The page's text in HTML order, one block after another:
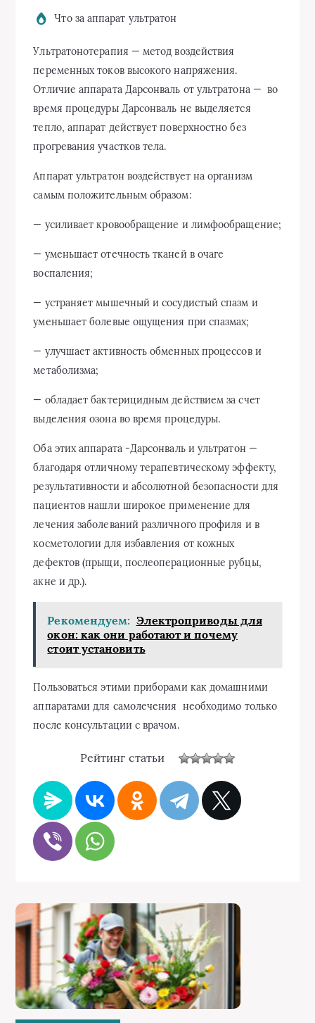
Что за аппарат ультратон
Ультратонотерапия — метод воздействия
переменных токов высокого напряжения.
Отличие аппарата Дарсонваль от ультратона — во
время процедуры Дарсонваль не выделяется
тепло, аппарат действует поверхностно без
прогревания участков тела.
Аппарат ультратон воздействует на организм
самым положительным образом:
— усиливает кровообращение и лимфообращение;
— уменьшает отечность тканей в очаге
воспаления;
— устраняет мышечный и сосудистый спазм и
уменьшает болевые ощущения при спазмах;
— улучшает активность обменных процессов и
метаболизма;
— обладает бактерицидным действием за счет
выделения озона во время процедуры.
Оба этих аппарата -Дарсонваль и ультратон —
благодаря отличному терапевтическому эффекту,
результативности и абсолютной безопасности для
пациентов нашли широкое применение для
лечения заболеваний различного профиля и в
косметологии для избавления от кожных
дефектов (прыщи, послеоперационные рубцы,
акне и др.).
Рекомендуем: Электроприводы для
окон: как они работают и почему
стоит установить
Пользоваться этими приборами как домашними
аппаратами для самолечения необходимо только
после консультации с врачом.
Рейтинг статьи